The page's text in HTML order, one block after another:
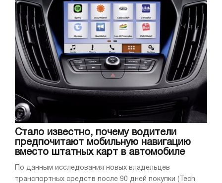
Стало известно, почему водители
предпочитают мобильную навигацию
вместо штатных карт в автомобиле
По данным исследования новых владельцев
транспортных средств после 90 дней покупки (Tech